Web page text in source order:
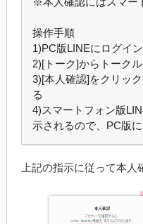
操作手順
1)PC版LINEにログイン
2)[トーク]からトーク
3)[本人確認]をクリッ
る
4)スマートフォン版
示されるので、PC版
上記の指示に従って本人